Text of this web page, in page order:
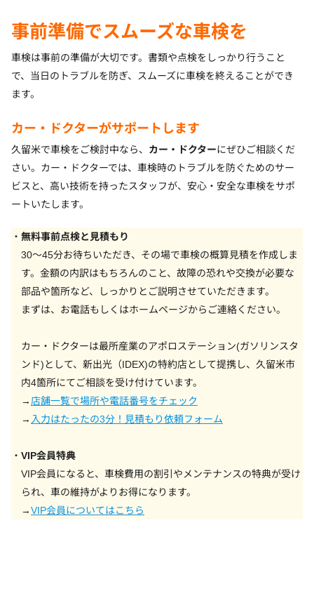
事前準備でスムーズな車検を
車検は事前の準備が大切です。書類や点検をしっかり行うこと
で、当日のトラブルを防ぎ、スムーズに車検を終えることができ
ます。
カー・ドクターがサポートします
久留米で車検をご検討中なら、 カー・ドクターにぜひご相談くだ
さい。カー・ドクターでは、車検時のトラブルを防ぐためのサー
ビスと、高い技術を持ったスタッフが、安心・安全な車検をサポ
ートいたします。
無料事前点検と見積もり
30〜45分お待ちいただき、その場で車検の概算見積を作成しま
す。金額の内訳はもちろんのこと、故障の恐れや交換が必要な
部品や箇所など、しっかりとご説明させていただきます。
まずは、お電話もしくはホームページからご連絡ください。
カー・ドクターは最所産業のアポロステーション(ガソリンスタ
ンド)として、新出光（IDEX)の特約店として提携し、久留米市
内4箇所にてご相談を受け付けています。
→ 店舗一覧で場所や電話番号をチェック
→ 入力はたったの3分！見積もり依頼フォーム
VIP会員特典
VIP会員になると、車検費用の割引やメンテナンスの特典が受け
られ、車の維持がよりお得になります。
→VIP会員についてはこちら